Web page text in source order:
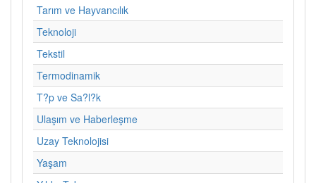
Tarım ve Hayvancılık
Teknoloji
Tekstil
Termodinamik
T?p ve Sa?l?k
Ulaşım ve Haberleşme
Uzay Teknolojisi
Yaşam